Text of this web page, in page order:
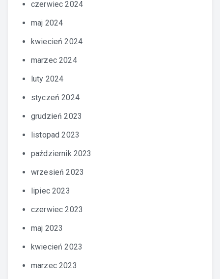
czerwiec 2024
maj 2024
kwiecień 2024
marzec 2024
luty 2024
styczeń 2024
grudzień 2023
listopad 2023
październik 2023
wrzesień 2023
lipiec 2023
czerwiec 2023
maj 2023
kwiecień 2023
marzec 2023